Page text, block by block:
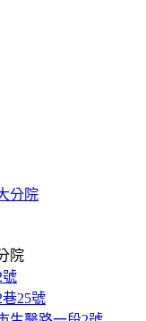
院
號
25號